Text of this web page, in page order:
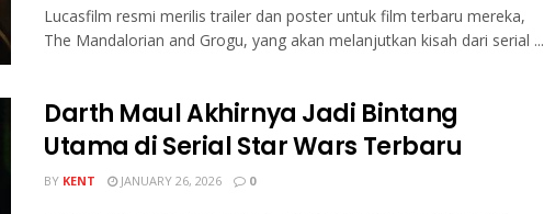
Lucasfilm resmi merilis trailer dan poster untuk film terbaru mereka,
The Mandalorian and Grogu, yang akan melanjutkan kisah dari serial ...
Darth Maul Akhirnya Jadi Bintang
Utama di Serial Star Wars Terbaru
BY KENT JANUARY 26, 2026 0